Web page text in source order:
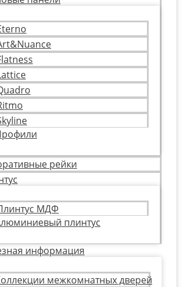
рейки
МДФ
плинтус
информация
межкомнатных дверей